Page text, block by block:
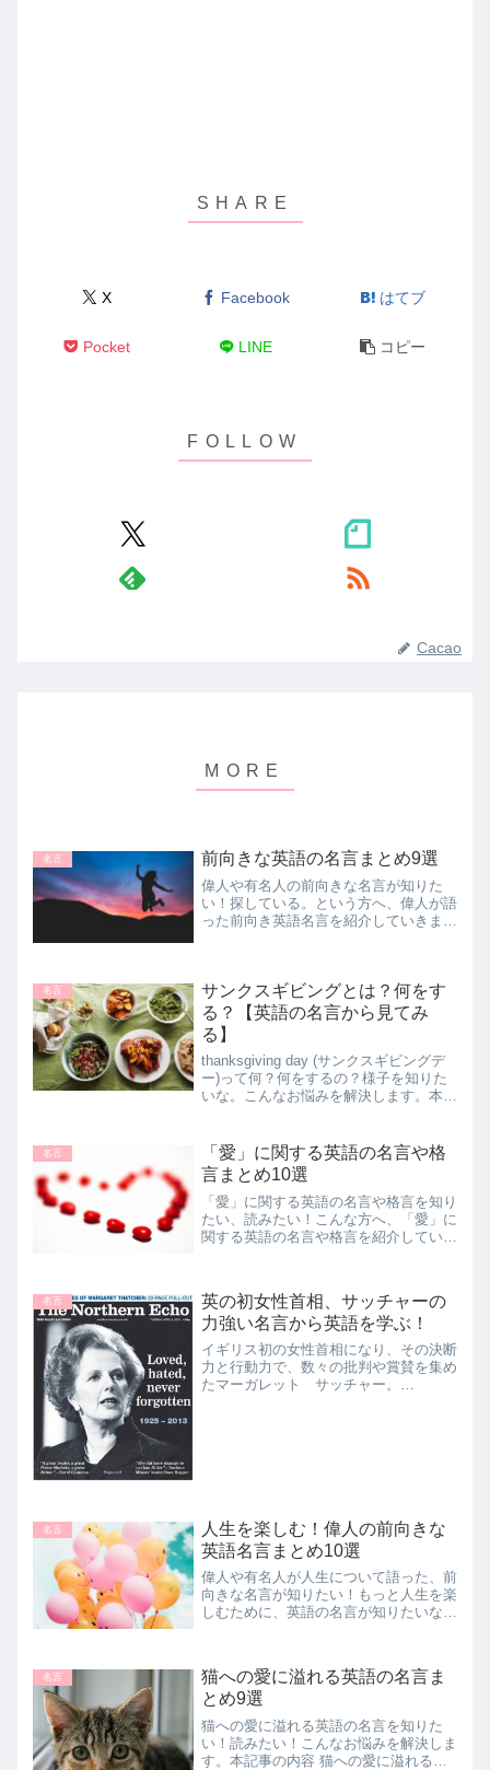
X Facebook はてブ
Pocket LINE コピー
Cacao
名言 前向きな英語の名言まとめ9選
偉人や有名人の前向きな名言が知りた
い！探している。という方へ、偉人が語
った前向き英語名言を紹介していきま
いているのは、留学経験あり...
名言
サンクスギビングとは？何をす
る？【英語の名言から見てみ
る】
thanksgiving day (サンクスギビングデ
ー)って何？何をするの？様子を知りた
いな。こんなお悩みを解決します。本記
ギビ...
名言
「愛」に関する英語の名言や格
言まとめ10選
「愛」に関する英語の名言や格言を知り
たい、読みたい！こんな方へ、「愛」に
関する英語の名言や格言を紹介していき
ているのは、留学経験あり翻訳者。英語
力としては、TOEFL...
名言
英の初女性首相、サッチャーの
力強い名言から英語を学ぶ！
イギリス初の女性首相になり、その決断
力と行動力で、数々の批判や賞賛を集め
たマーガレット サッチャー。
名言
人生を楽しむ！偉人の前向きな
英語名言まとめ10選
偉人や有名人が人生について語った、前
向きな名言が知りたい！もっと人生を楽
しむために、英語の名言が知りたいな。
「人生を楽しんでいる人に敗者はいな
い」楽しめ！編 くじけそう...
名言
猫への愛に溢れる英語の名言ま
とめ9選
猫への愛に溢れる英語の名言を知りた
い！読みたい！こんなお悩みを解決しま
す。本記事の内容 猫への愛に溢れる英